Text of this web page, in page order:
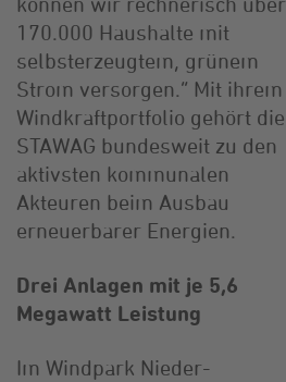
170.000 Haushalte mit
selbsterzeugtem, grünem
Strom versorgen.“ Mit ihrem
Windkraftportfolio gehört die
STAWAG bundesweit zu den
aktivsten kommunalen
Akteuren beim Ausbau
erneuerbarer Energien.
Drei Anlagen mit je 5,6
Megawatt Leistung
Im Windpark Nieder-